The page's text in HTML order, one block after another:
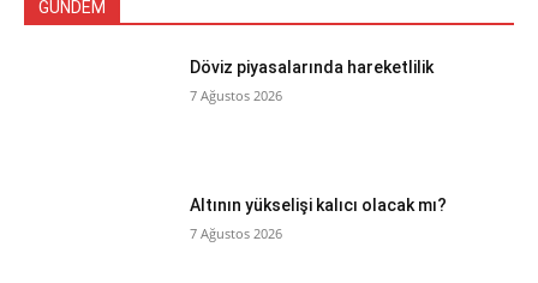
GÜNDEM
Döviz piyasalarında hareketlilik
7 Ağustos 2026
Altının yükselişi kalıcı olacak mı?
7 Ağustos 2026